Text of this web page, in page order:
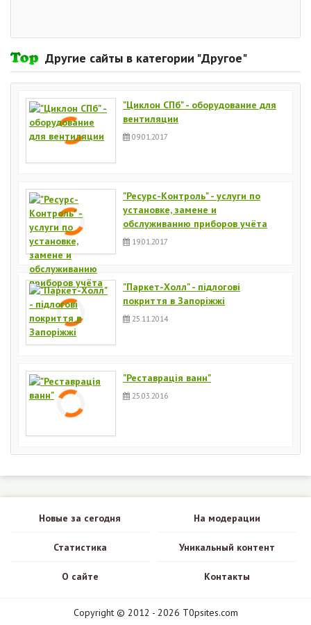
Другие сайты в категории "Другое"
"Циклон СПб" - оборудование для
вентиляции
09.01.2017
"Ресурс-Контроль" - услуги по
установке, замене и
обслуживанию приборов учёта
19.01.2017
"Паркет-Холл" - підлогові
покриття в Запоріжжі
25.11.2014
"Реставрація ванн"
25.03.2016
Новые за сегодня На модерации
Статистика Уникальный контент
О сайте Контакты
Copyright © 2012 - 2026 T0psites.com